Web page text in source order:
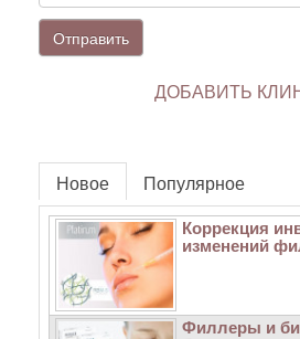
Отправить
ДОБАВИТЬ
Новое Популярное
Коррекция
изменений
Филлеры и